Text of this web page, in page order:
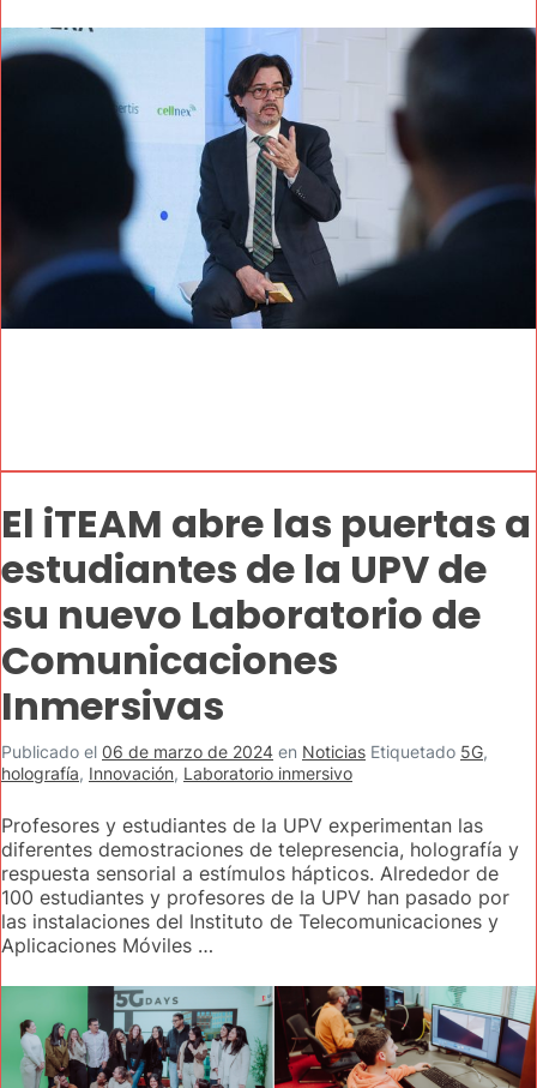
El iTEAM abre las puertas a
estudiantes de la UPV de
su nuevo Laboratorio de
Comunicaciones
Inmersivas
Publicado el 06 de marzo de 2024 en Noticias Etiquetado 5G,
holografía, Innovación, Laboratorio inmersivo
Profesores y estudiantes de la UPV experimentan las
diferentes demostraciones de telepresencia, holografía y
respuesta sensorial a estímulos hápticos. Alrededor de
100 estudiantes y profesores de la UPV han pasado por
las instalaciones del Instituto de Telecomunicaciones y
Aplicaciones Móviles …